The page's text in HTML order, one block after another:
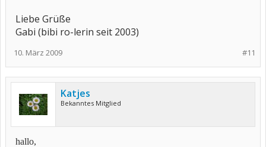
Liebe Grüße
Gabi (bibi ro-lerin seit 2003)
#11
10. März 2009
Katjes
Bekanntes Mitglied
hallo,